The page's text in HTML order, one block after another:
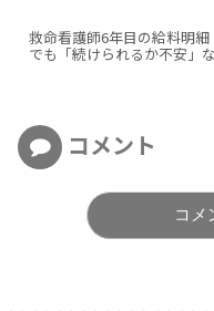
救命看護師6年目の給料明細
でも「続けられるか不安」
コメント
コメ